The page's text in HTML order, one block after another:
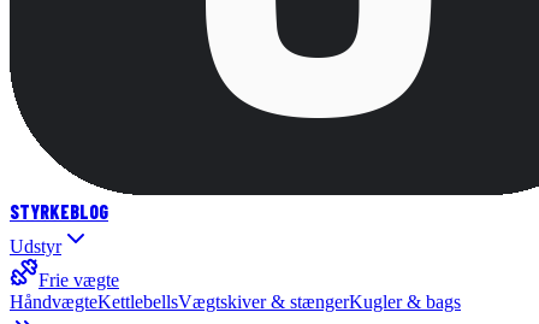
STYRKEBLOG
Udstyr
Frie vægte
HåndvægteKettlebellsVægtskiver & stængerKugler & bags